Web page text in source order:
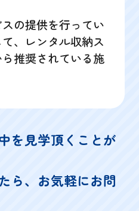
の提供を行ってい
、レンタル収納ス
推奨されている施
を見学頂くことが
ら、お気軽にお問